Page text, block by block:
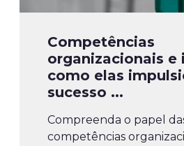
Competências
organizacionais e
como elas
sucesso ...
Compreenda o papel
competências